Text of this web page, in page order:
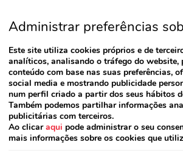
comissão
é
Que visibilidade
Administrar preferências
Este site utiliza cookies próprios e de
analíticos, analisando o tráfego do website,
conteúdo com base nas suas preferências,
social media e mostrando publicidade
num perfil criado a partir dos seus hábitos
Também podemos partilhar informações
publicitárias com terceiros.
Ao clicaraqui pode administrar o seu
mais informações sobre os cookies que